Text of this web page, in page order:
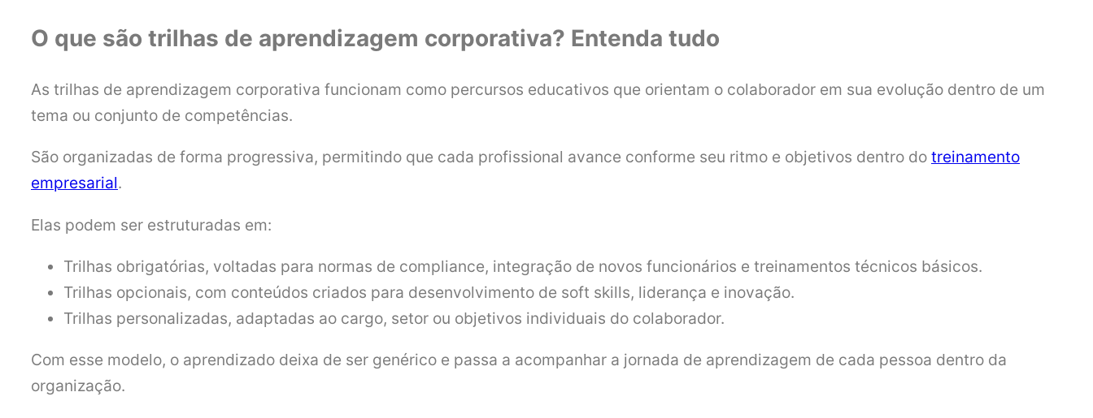
O que são trilhas de aprendizagem corporativa? Entenda tudo
As trilhas de aprendizagem corporativa funcionam como percursos educativos que orientam o colaborador em sua evolução dentro de um
tema ou conjunto de competências.
São organizadas de forma progressiva, permitindo que cada profissional avance conforme seu ritmo e objetivos dentro do treinamento
empresarial.
Elas podem ser estruturadas em:
Trilhas obrigatórias, voltadas para normas de compliance, integração de novos funcionários e treinamentos técnicos básicos.
Trilhas opcionais, com conteúdos criados para desenvolvimento de soft skills, liderança e inovação.
Trilhas personalizadas, adaptadas ao cargo, setor ou objetivos individuais do colaborador.
Com esse modelo, o aprendizado deixa de ser genérico e passa a acompanhar a jornada de aprendizagem de cada pessoa dentro da
organização.